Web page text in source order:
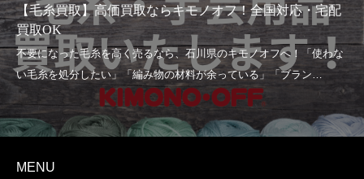
【毛糸買取】高価買取ならキモノオフ！全国対応・宅配
買取OK
MENU